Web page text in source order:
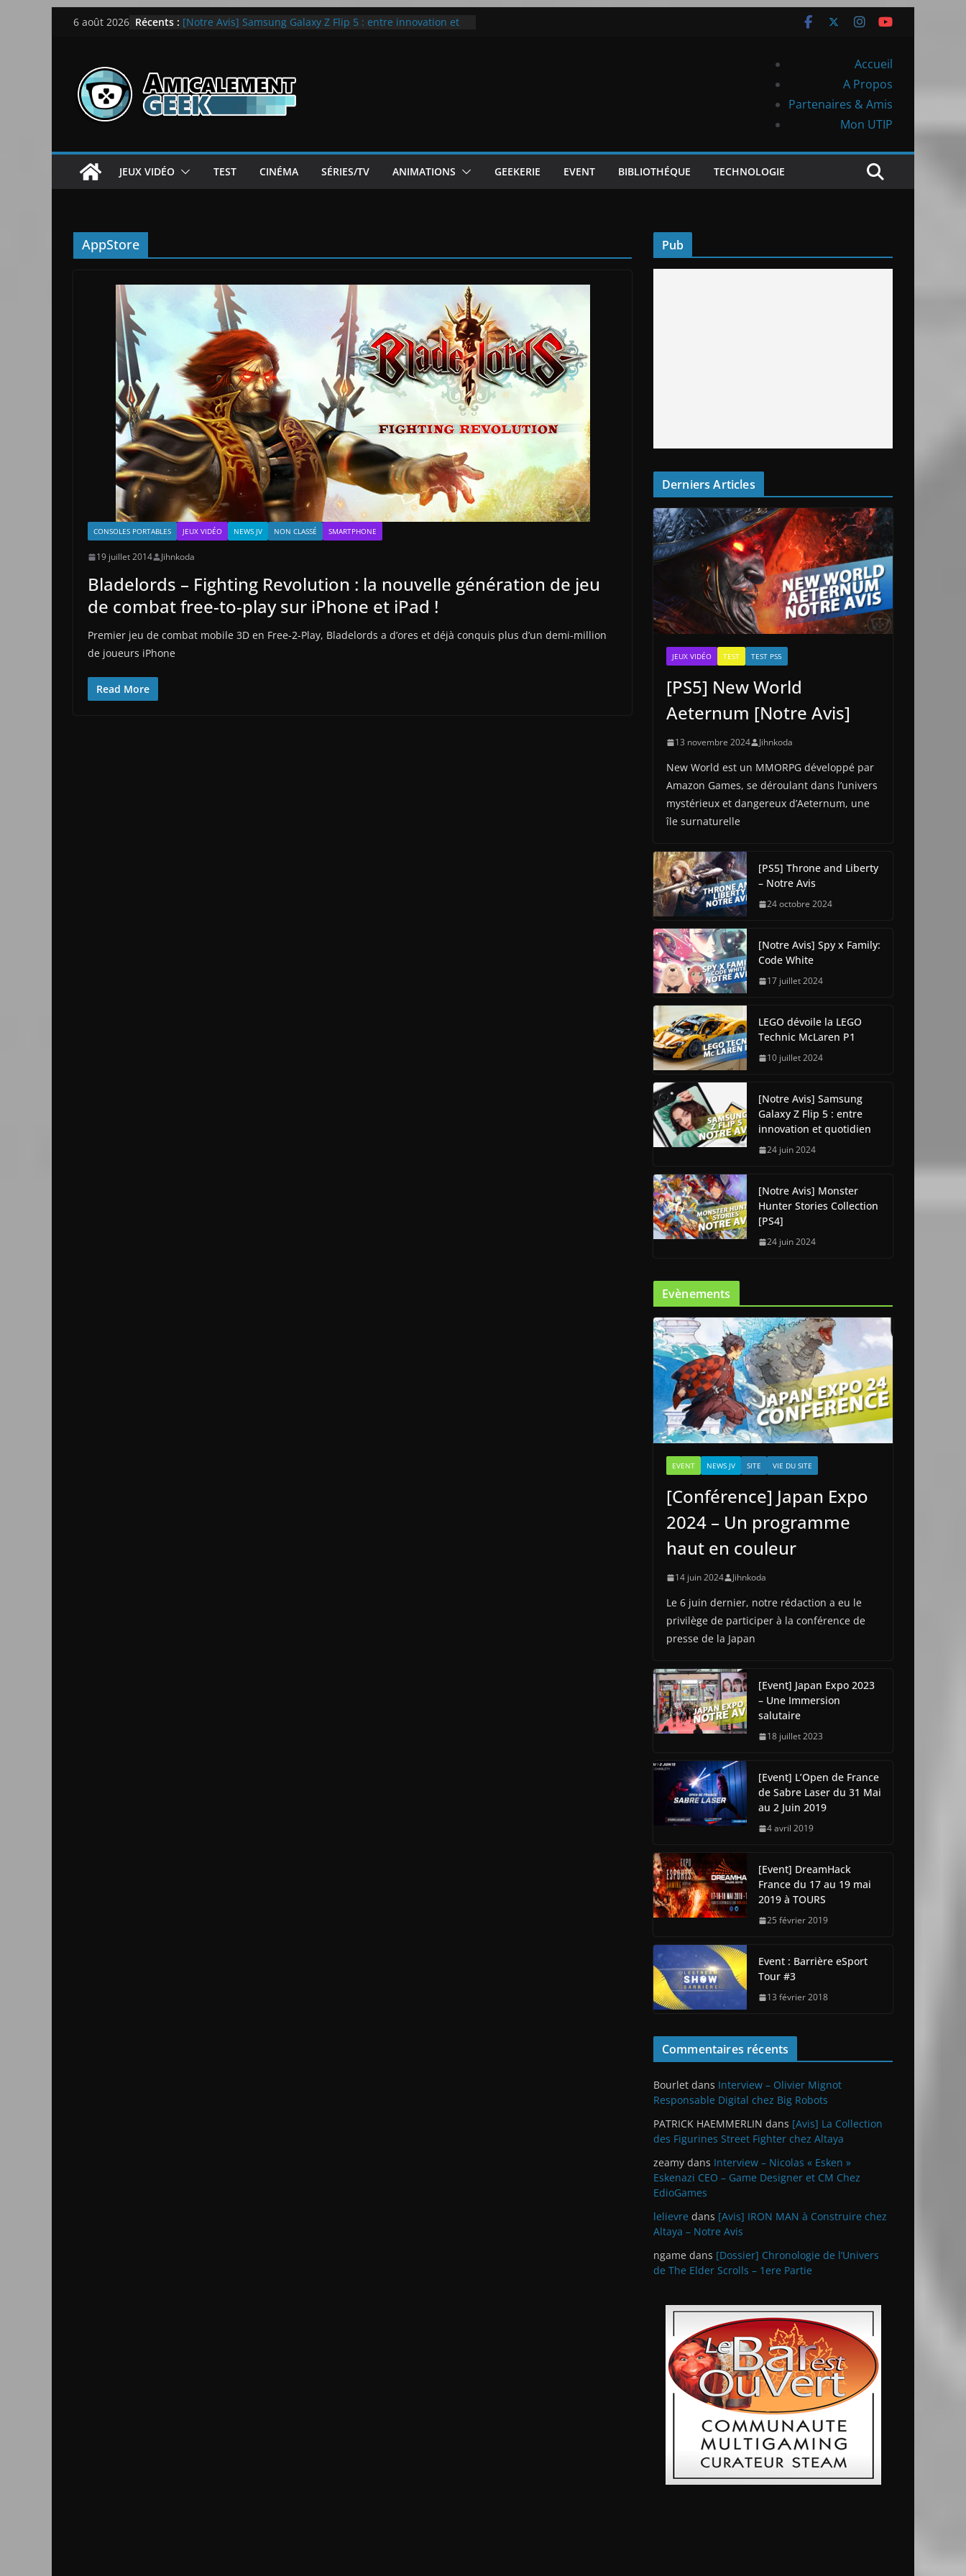
Passer6 août 2026 Récents : [Notre Avis] Samsung Galaxy Z Flip 5 : entre innovation et
[Notre Avis] Spy x Family: Code White
LEGO dévoile la LEGO Technic McLaren P1
Accueil
A Propos
Partenaires & Amis
Mon UTIP
JEUX VIDÉO TEST CINÉMA SÉRIES/TV ANIMATIONS GEEKERIE EVENT BIBLIOTHÉQUE TECHNOLOGIE
AppStore
CONSOLES PORTABLES JEUX VIDÉO NEWS JV NON CLASSÉ SMARTPHONE
19 juillet 2014 Jihnkoda
Bladelords – Fighting Revolution : la nouvelle génération de jeu
de combat free-to-play sur iPhone et iPad !
Premier jeu de combat mobile 3D en Free-2-Play, Bladelords a d’ores et déjà conquis plus d’un demi-million
de joueurs iPhone
Read More
Pub
Derniers Articles
JEUX VIDÉO TEST TEST PS5
[PS5] New World
Aeternum [Notre Avis]
13 novembre 2024 Jihnkoda
New World est un MMORPG développé par
Amazon Games, se déroulant dans l’univers
mystérieux et dangereux d’Aeternum, une
île surnaturelle
[PS5] Throne and Liberty
– Notre Avis
24 octobre 2024
[Notre Avis] Spy x Family:
Code White
17 juillet 2024
LEGO dévoile la LEGO
Technic McLaren P1
10 juillet 2024
[Notre Avis] Samsung
Galaxy Z Flip 5 : entre
innovation et quotidien
24 juin 2024
[Notre Avis] Monster
Hunter Stories Collection
[PS4]
24 juin 2024
Evènements
EVENT NEWS JV SITE VIE DU SITE
[Conférence] Japan Expo
2024 – Un programme
haut en couleur
14 juin 2024 Jihnkoda
Le 6 juin dernier, notre rédaction a eu le
privilège de participer à la conférence de
presse de la Japan
[Event] Japan Expo 2023
– Une Immersion
salutaire
18 juillet 2023
[Event] L’Open de France
de Sabre Laser du 31 Mai
au 2 Juin 2019
4 avril 2019
[Event] DreamHack
France du 17 au 19 mai
2019 à TOURS
25 février 2019
Event : Barrière eSport
Tour #3
13 février 2018
Commentaires récents
Bourlet dans Interview – Olivier Mignot
Responsable Digital chez Big Robots
PATRICK HAEMMERLIN dans [Avis] La Collection
des Figurines Street Fighter chez Altaya
zeamy dans Interview – Nicolas « Esken »
Eskenazi CEO – Game Designer et CM Chez
EdioGames
lelievre dans [Avis] IRON MAN à Construire chez
Altaya – Notre Avis
ngame dans [Dossier] Chronologie de l’Univers
de The Elder Scrolls – 1ere Partie